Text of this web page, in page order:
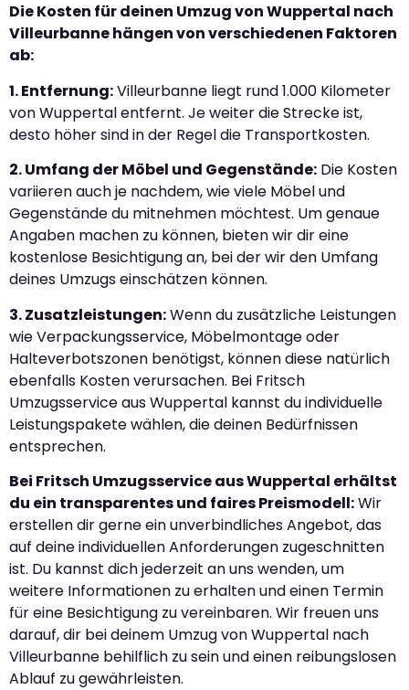
Die Kosten für deinen Umzug von Wuppertal nach
Villeurbanne hängen von verschiedenen Faktoren
ab:
1. Entfernung:Villeurbanne liegt rund 1.000 Kilometer
von Wuppertal entfernt. Je weiter die Strecke ist,
desto höher sind in der Regel die Transportkosten.
2. Umfang der Möbel und Gegenstände: Die Kosten
variieren auch je nachdem, wie viele Möbel und
Gegenstände du mitnehmen möchtest. Um genaue
Angaben machen zu können, bieten wir dir eine
kostenlose Besichtigung an, bei der wir den Umfang
deines Umzugs einschätzen können.
3. Zusatzleistungen:Wenn du zusätzliche Leistungen
wie Verpackungsservice, Möbelmontage oder
Halteverbotszonen benötigst, können diese natürlich
ebenfalls Kosten verursachen. Bei Fritsch
Umzugsservice aus Wuppertal kannst du individuelle
Leistungspakete wählen, die deinen Bedürfnissen
entsprechen.
Bei Fritsch Umzugsservice aus Wuppertal erhältst
du ein transparentes und faires Preismodell:Wir
erstellen dir gerne ein unverbindliches Angebot, das
auf deine individuellen Anforderungen zugeschnitten
ist. Du kannst dich jederzeit an uns wenden, um
weitere Informationen zu erhalten und einen Termin
für eine Besichtigung zu vereinbaren. Wir freuen uns
darauf, dir bei deinem Umzug von Wuppertal nach
Villeurbanne behilflich zu sein und einen reibungslosen
Ablauf zu gewährleisten.